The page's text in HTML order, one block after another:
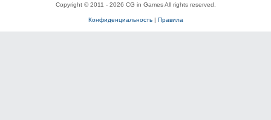
Copyright © 2011 - 2026 CG in Games All rights reserved.
Конфиденциальность| Правила